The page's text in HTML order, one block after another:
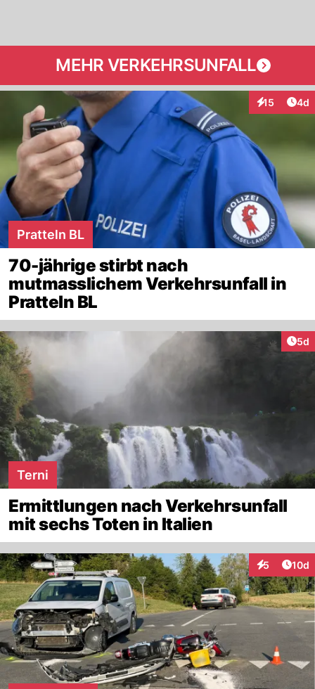
MEHR VERKEHRSUNFALL
15
Interaktionen
4d
Pratteln BL
70-jährige stirbt nach
mutmasslichem Verkehrsunfall in
Pratteln BL
5d
Terni
Ermittlungen nach Verkehrsunfall
mit sechs Toten in Italien
5
Interaktionen
10d